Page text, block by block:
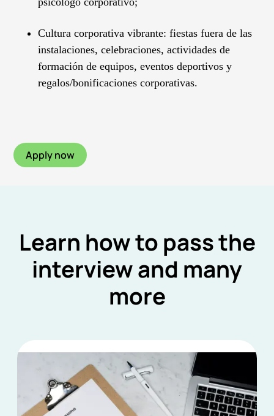
Cultura corporativa vibrante: fiestas fuera de las
instalaciones, celebraciones, actividades de
formación de equipos, eventos deportivos y
regalos/bonificaciones corporativas.
Apply now
Learn how to pass the
interview and many
more